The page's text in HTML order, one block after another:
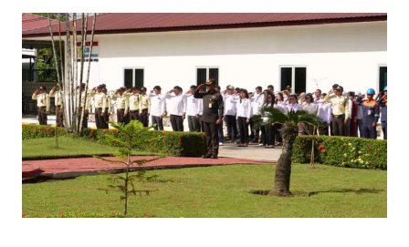
WN
JATIM
WN
BALI
WN
KALBAR
WN